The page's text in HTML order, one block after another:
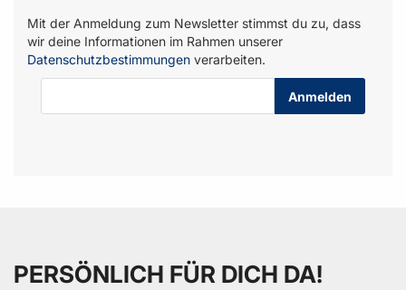
Mit der Anmeldung zum Newsletter stimmst du zu, dass
wir deine Informationen im Rahmen unserer
Datenschutzbestimmungen verarbeiten.
PERSÖNLICH FÜR DICH DA!